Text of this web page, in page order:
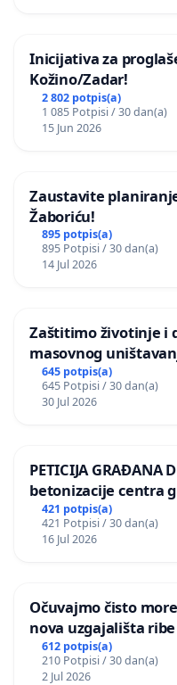
Inicijativa za
Kožino/Zadar!
2 802 potpis(a)
1 085 Potpisi / 30 dan(a)
15 Jun 2026
Zaustavite
Žaboriću!
895 potpis(a)
895 Potpisi / 30 dan(a)
14 Jul 2026
Zaštitimo životinje i
masovnog
kuge
645 potpis(a)
645 Potpisi / 30 dan(a)
30 Jul 2026
PETICIJA GRAĐANA
betonizacije centra
postojećih zelenih
donošenju izmjena
421 potpis(a)
421 Potpisi / 30 dan(a)
16 Jul 2026
Očuvajmo čisto
nova uzgajališta ribe
612 potpis(a)
210 Potpisi / 30 dan(a)
2 Jul 2026